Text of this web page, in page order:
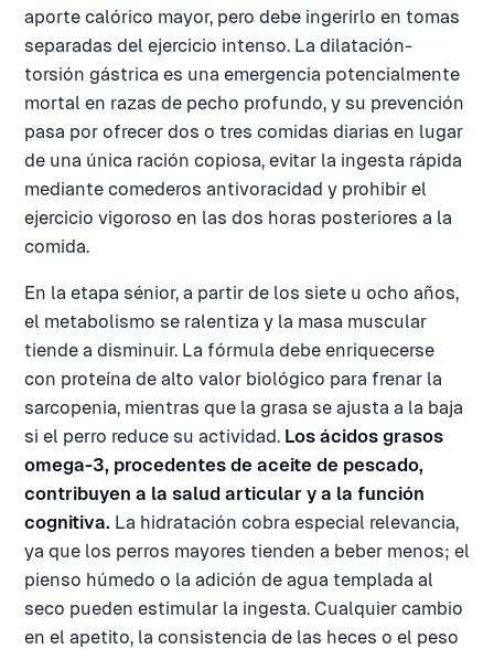
aporte calórico mayor, pero debe ingerirlo en tomas
separadas del ejercicio intenso. La dilatación-
torsión gástrica es una emergencia potencialmente
mortal en razas de pecho profundo, y su prevención
pasa por ofrecer dos o tres comidas diarias en lugar
de una única ración copiosa, evitar la ingesta rápida
mediante comederos antivoracidad y prohibir el
ejercicio vigoroso en las dos horas posteriores a la
comida.
En la etapa sénior, a partir de los siete u ocho años,
el metabolismo se ralentiza y la masa muscular
tiende a disminuir. La fórmula debe enriquecerse
con proteína de alto valor biológico para frenar la
sarcopenia, mientras que la grasa se ajusta a la baja
si el perro reduce su actividad. Los ácidos grasos
omega-3, procedentes de aceite de pescado,
contribuyen a la salud articular y a la función
cognitiva. La hidratación cobra especial relevancia,
ya que los perros mayores tienden a beber menos; el
pienso húmedo o la adición de agua templada al
seco pueden estimular la ingesta. Cualquier cambio
en el apetito, la consistencia de las heces o el peso